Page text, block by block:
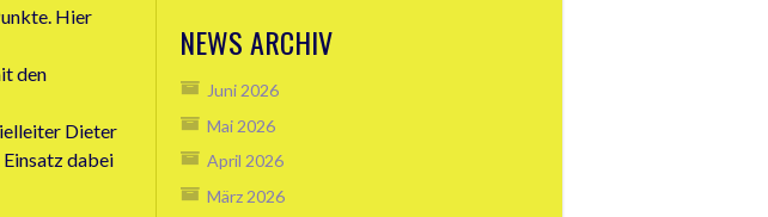
Hier
den
Dieter
dabei
NEWS ARCHIV
Juni 2026
Mai 2026
April 2026
März 2026